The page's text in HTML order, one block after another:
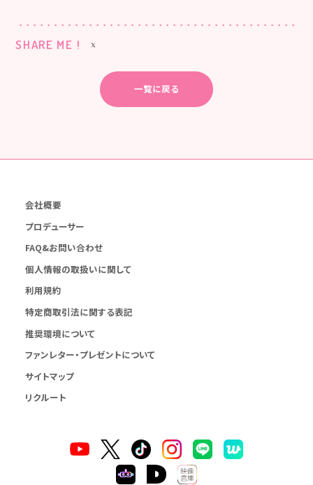
SHARE ME !
一覧に戻る
会社概要
プロデューサー
FAQ&お問い合わせ
個人情報の取扱いに関して
利用規約
特定商取引法に関する表記
推奨環境について
ファンレター・プレゼントについて
サイトマップ
リクルート